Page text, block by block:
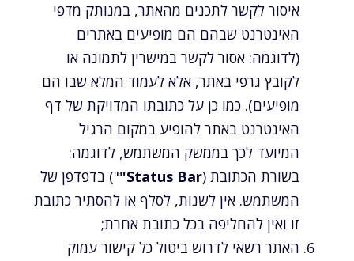
איסור לקשר לתכנים מהאתר, במנותק מדפי
האינטרנט שבהם הם מופיעים באתרים
(לדוגמה: אסור לקשר במישרין לתמונה או
לקובץ גרפי באתר, אלא לעמוד המלא שבו הם
מופיעים). כמו כן על כתובתו המדויקת של דף
האינטרנט באתר להופיע במקום הרגיל
המיועד לכך בממשק המשתמש, לדוגמה:
בשורת הכתובת (Status Bar" ") בדפדפן של
המשתמש. אין לשנות, לסלף או להסתיר כתובת
זו ואין להחליפה בכל כתובת אחרת;
האתר רשאי לדרוש ביטול כל קישור עמוק